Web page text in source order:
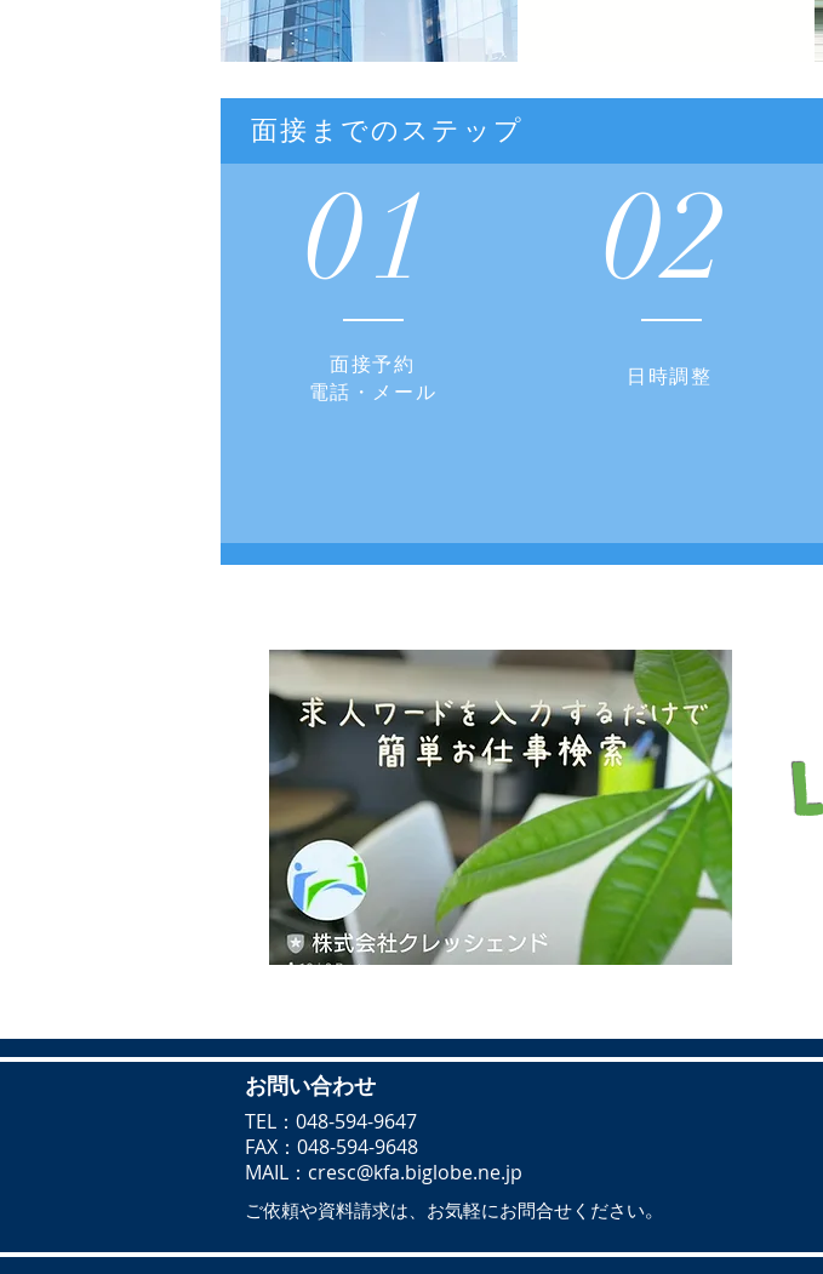
​ 面接までのステップ
01
面接予約
​電話・メール
02
日時調整
お問い合わせ
TEL：048-594-9647
FAX：048-594-9648
MAIL ： cresc@kfa.biglobe.ne.jp
ご依頼や資料請求は、 ​お気軽にお問合せください。